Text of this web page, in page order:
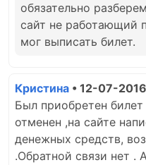
обязательно
сайт не работающий
мог выписать билет.
Кристина • 12-07-
Был приобретен
отменен ,на сайте
денежных средств,
.Обратной связи нет .